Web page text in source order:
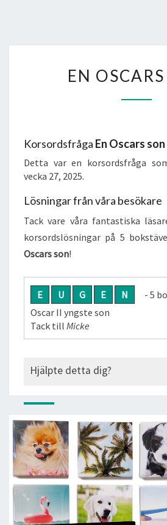
EN
Korsordsfråga En Oscars son
Detta var en korsordsfråga
vecka 27, 2025.
Lösningar från våra besökare
Tack vare våra fantastiska
korsordslösningar på 5
Oscars son!
E U G E N
- 5
Oscar II yngste son
Tack till Micke
Hjälpte detta dig?